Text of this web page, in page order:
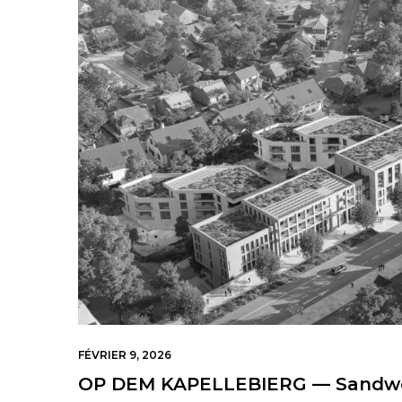
FÉVRIER 9, 2026
OP DEM KAPELLEBIERG —